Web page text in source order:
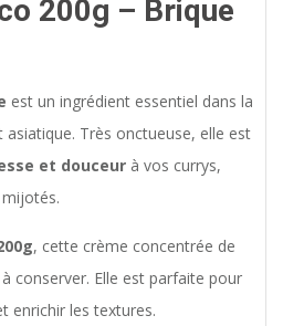
200g – Brique
est un ingrédient essentiel dans la
asiatique. Très onctueuse, elle est
et douceur à vos currys,
, cette crème concentrée de
conserver. Elle est parfaite pour
enrichir les textures.